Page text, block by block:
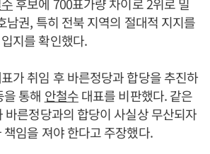
남권, 특히 전북 지역의 절대적 지지를
지를 확인했다.
가 취임 후 바른정당과 합당을 추진하
을 통해 안철수대표를 비판했다. 같은
바른정당과의 합당이 사실상 무산되자
책임을 져야 한다고 주장했다.